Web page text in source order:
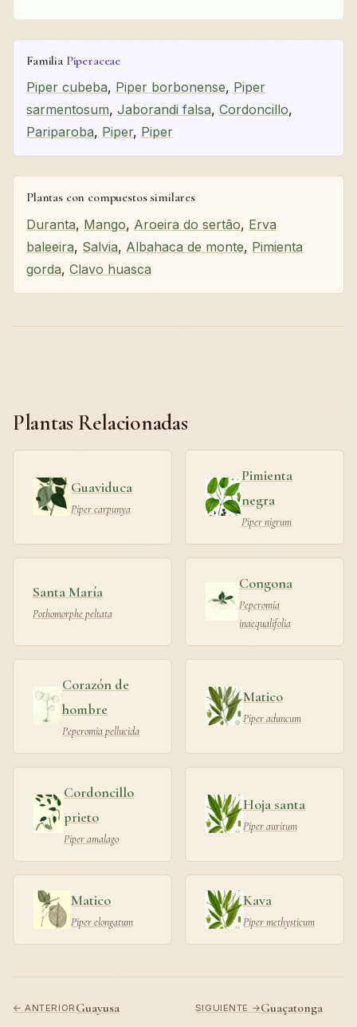
Familia Piperaceae
Piper cubeba, Piper borbonense, Piper
sarmentosum, Jaborandi falsa, Cordoncillo,
Pariparoba, Piper, Piper
Plantas con compuestos similares
Duranta, Mango, Aroeira do sertão, Erva
baleeira, Salvia, Albahaca de monte, Pimienta
gorda, Clavo huasca
Plantas Relacionadas
Guaviduca
Piper carpunya
Pimienta
negra
Piper nigrum
Santa María
Pothomorphe peltata
Congona
Peperomia
inaequalifolia
Corazón de
hombre
Peperomia pellucida
Matico
Piper aduncum
Cordoncillo
prieto
Piper amalago
Hoja santa
Piper auritum
Matico
Piper elongatum
Kava
Piper methysticum
← ANTERIOR Guayusa SIGUIENTE →Guaçatonga